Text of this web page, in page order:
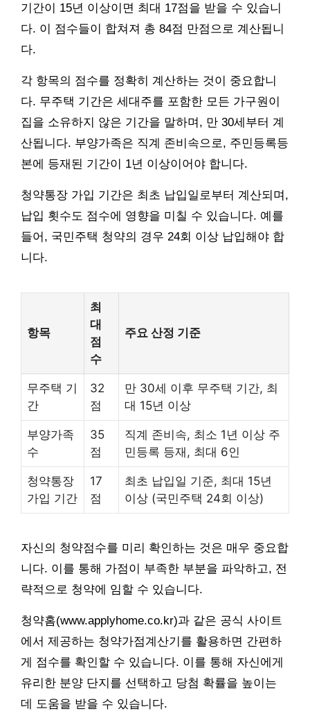
기간이 15년 이상이면 최대 17점을 받을 수 있습니
다. 이 점수들이 합쳐져 총 84점 만점으로 계산됩니
다.
각 항목의 점수를 정확히 계산하는 것이 중요합니
다. 무주택 기간은 세대주를 포함한 모든 가구원이
집을 소유하지 않은 기간을 말하며, 만 30세부터 계
산됩니다. 부양가족은 직계 존비속으로, 주민등록등
본에 등재된 기간이 1년 이상이어야 합니다.
청약통장 가입 기간은 최초 납입일로부터 계산되며,
납입 횟수도 점수에 영향을 미칠 수 있습니다. 예를
들어, 국민주택 청약의 경우 24회 이상 납입해야 합
니다.
항목
최
대
점
수
주요 산정 기준
무주택 기
간
32
점
만 30세 이후 무주택 기간, 최
대 15년 이상
부양가족
수
35
점
직계 존비속, 최소 1년 이상 주
민등록 등재, 최대 6인
청약통장
가입 기간
17
점
최초 납입일 기준, 최대 15년
이상 (국민주택 24회 이상)
자신의 청약점수를 미리 확인하는 것은 매우 중요합
니다. 이를 통해 가점이 부족한 부분을 파악하고, 전
략적으로 청약에 임할 수 있습니다.
청약홈(www.applyhome.co.kr)과 같은 공식 사이트
에서 제공하는 청약가점계산기를 활용하면 간편하
게 점수를 확인할 수 있습니다. 이를 통해 자신에게
유리한 분양 단지를 선택하고 당첨 확률을 높이는
데 도움을 받을 수 있습니다.